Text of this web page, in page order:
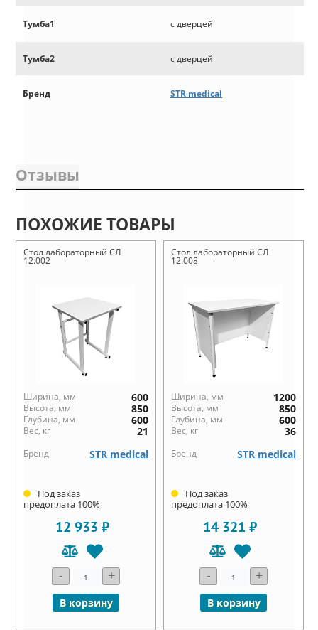
Тумба1 с дверцей
Тумба2 с дверцей
Бренд STR medical
Отзывы
ПОХОЖИЕ ТОВАРЫ
Стол лабораторный СЛ
12.002
Ширина, мм 600
Высота, мм 850
Глубина, мм 600
Вес, кг 21
Бренд STR medical
Под заказ
предоплата 100%
12 933 ₽
- +
В корзину
Стол лабораторный СЛ
12.008
Ширина, мм 1200
Высота, мм 850
Глубина, мм 600
Вес, кг 36
Бренд STR medical
Под заказ
предоплата 100%
14 321 ₽
- +
В корзину